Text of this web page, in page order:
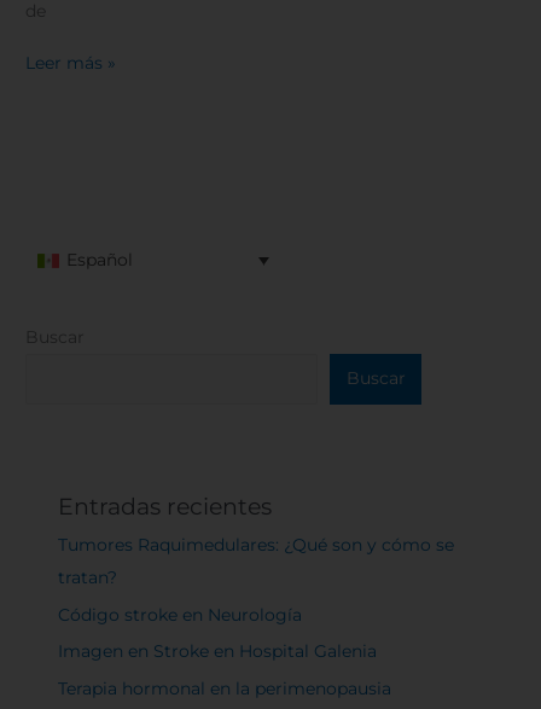
de
Leer más »
Español
Buscar
Buscar
Entradas recientes
Tumores Raquimedulares: ¿Qué son y cómo se
tratan?
Código stroke en Neurología
Imagen en Stroke en Hospital Galenia
Terapia hormonal en la perimenopausia